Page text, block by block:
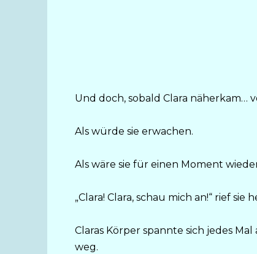
Und doch, sobald Clara näherkam…
Als würde sie erwachen.
Als wäre sie für einen Moment
„Clara! Clara, schau mich an!“ rief
Claras Körper spannte sich jedes
weg.